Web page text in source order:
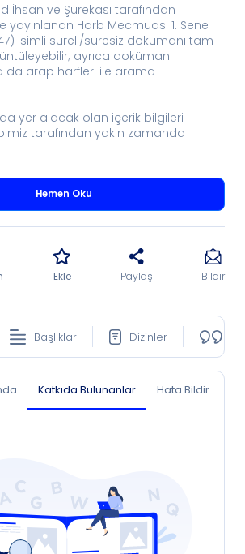
İhsan ve Şürekası tarafından
yayınlanan Harb Mecmuası 1. Sene
isimli süreli/süresiz dokümanı tam
ayrıca doküman
da arap harfleri ile arama
yer alacak olan içerik bilgileri
tarafından yakın zamanda
Hemen Oku
Ekle Paylaş Bildir
Başlıklar Dizinler
Katkıda Bulunanlar Hata Bildir